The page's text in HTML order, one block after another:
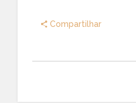
Compartilhar